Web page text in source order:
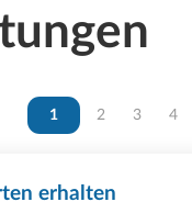
Vous êtes sur la page
1 Vous êtes sur
2 Vous
3 4
erhalten